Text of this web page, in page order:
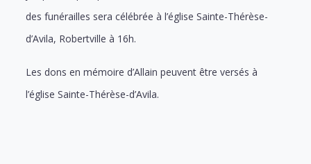
des funérailles sera célébrée à l’église Sainte-Thérèse-
d’Avila, Robertville à 16h.
Les dons en mémoire d’Allain peuvent être versés à
l’église Sainte-Thérèse-d’Avila.